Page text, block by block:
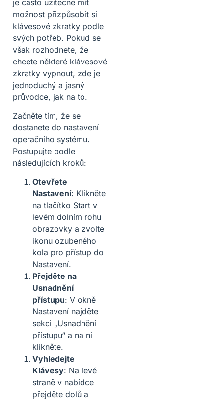
je často užitečné mít
možnost přizpůsobit si
klávesové zkratky podle
svých potřeb. Pokud se
však rozhodnete, že
chcete některé klávesové
zkratky vypnout, zde je
jednoduchý a jasný
průvodce, jak na to.
Začněte tím, že se
dostanete do nastavení
operačního systému.
Postupujte podle
následujících kroků:
Otevřete
Nastavení: Klikněte
na tlačítko Start v
levém dolním rohu
obrazovky a zvolte
ikonu ozubeného
kola pro přístup do
Nastavení.
Přejděte na
Usnadnění
přístupu: V okně
Nastavení najděte
sekci „Usnadnění
přístupu“ a na ni
klikněte.
Vyhledejte
Klávesy: Na levé
straně v nabídce
přejděte dolů a